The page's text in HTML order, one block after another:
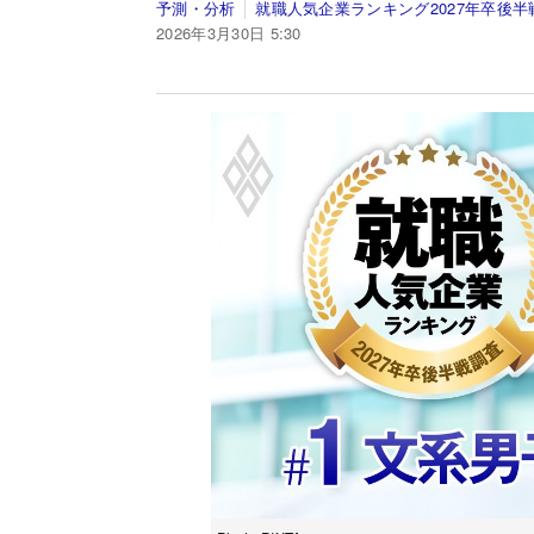
予測・分析
就職人気企業ランキング2027年卒後半
2026年3月30日 5:30